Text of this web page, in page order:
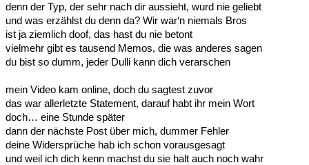
denn der Typ, der sehr nach dir aussieht, wurd nie geliebt
und was erzählst du denn da? Wir war‘n niemals Bros
ist ja ziemlich doof, das hast du nie betont
vielmehr gibt es tausend Memos, die was anderes sagen
du bist so dumm, jeder Dulli kann dich verarschen
mein Video kam online, doch du sagtest zuvor
das war allerletzte Statement, darauf habt ihr mein Wort
doch… eine Stunde später
dann der nächste Post über mich, dummer Fehler
deine Widersprüche hab ich schon vorausgesagt
und weil ich dich kenn machst du sie halt auch noch wahr